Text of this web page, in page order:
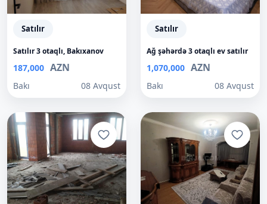
Satılır
Satılır 3 otaqlı, Bakıxanov
187,000 AZN
Bakı 08 Avqust
Satılır
Ağ şəhərdə 3 otaqlı ev satılır
1,070,000 AZN
Bakı 08 Avqust